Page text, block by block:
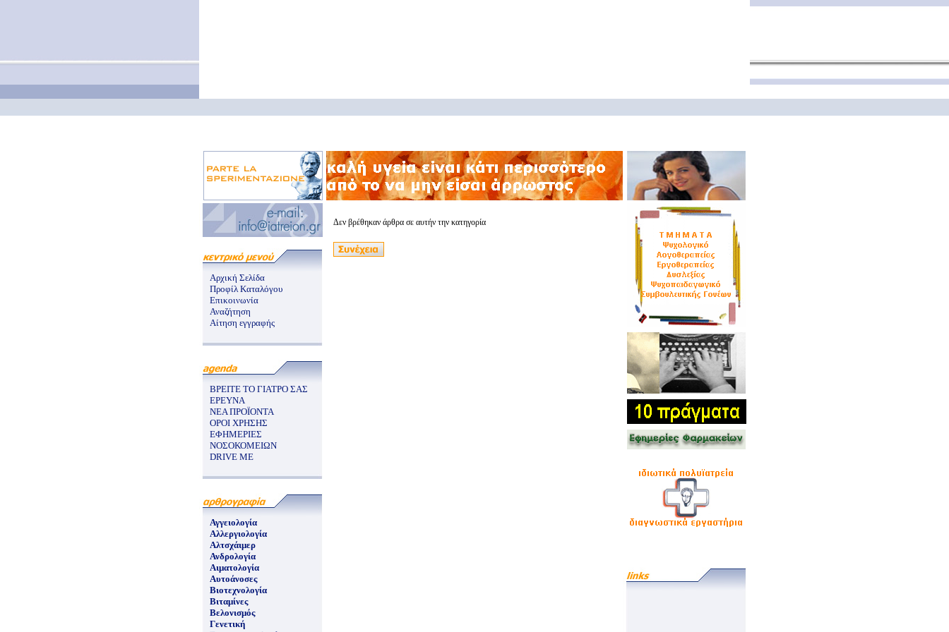
Αρχική Σελίδα
Προφίλ Καταλόγου
Επικοινωνία
Αναζήτηση
Αίτηση εγγραφής
ΒΡΕΙΤΕ ΤΟ ΓΙΑΤΡΟ ΣΑΣ
ΕΡΕΥΝΑ
ΝΕΑ ΠΡΟΪΟΝΤΑ
ΟΡΟΙ ΧΡΗΣΗΣ
ΕΦΗΜΕΡΙΕΣ
ΝΟΣΟΚΟΜΕΙΩΝ
DRIVE ME
Αγγειολογία
Αλλεργιολογία
Αλτσχάιμερ
Ανδρολογία
Αιματολογία
Αυτοάνοσες
Βιοτεχνολογία
Βιταμίνες
Βελονισμός
Γενετική
Δεν βρέθηκαν άρθρα σε αυτήν την κατηγορία